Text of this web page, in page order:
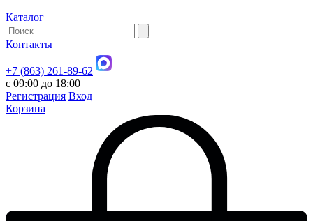
Каталог
Контакты
+7 (863) 261-89-62
с 09:00 до 18:00
Регистрация Вход
Корзина